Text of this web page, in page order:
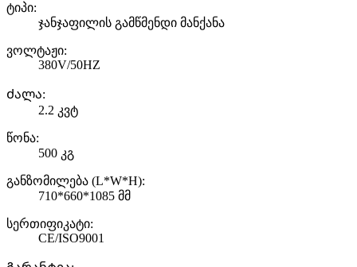
ტიპი:
ჯანჯაფილის გამწმენდი მანქანა
ვოლტაჟი:
380V/50HZ
Ძალა:
2.2 კვტ
წონა:
500 კგ
განზომილება (L*W*H):
710*660*1085 მმ
სერთიფიკატი:
CE/ISO9001